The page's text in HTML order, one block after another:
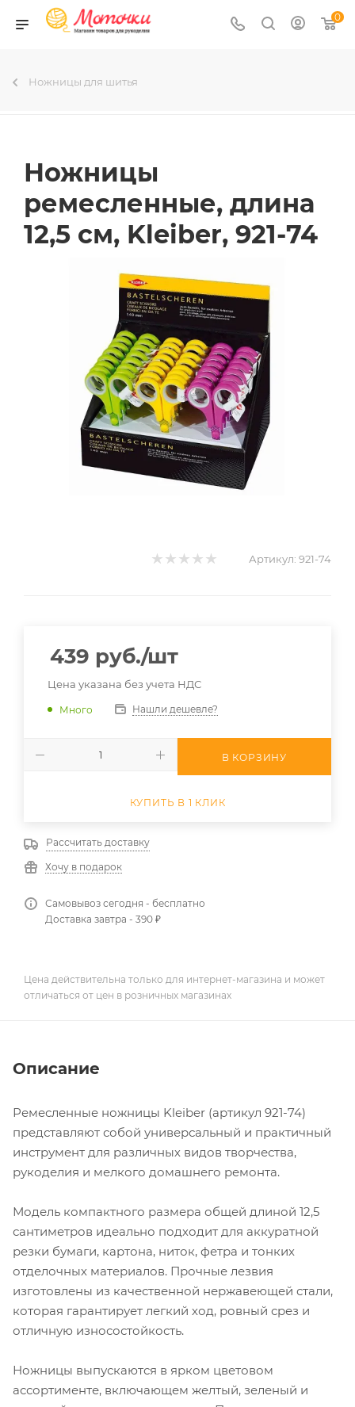
0
Ножницы для шитья
Ножницы
ремесленные, длина
12,5 см, Kleiber, 921-74
Артикул: 921-74
439 руб./шт
Цена указана без учета НДС
Много Нашли дешевле?
В КОРЗИНУ
КУПИТЬ В 1 КЛИК
Рассчитать доставку
Хочу в подарок
Самовывоз сегодня - бесплатно
Доставка завтра - 390 ₽
Цена действительна только для интернет-магазина и может
отличаться от цен в розничных магазинах
Описание
Ремесленные ножницы Kleiber (артикул 921-74)
представляют собой универсальный и практичный
инструмент для различных видов творчества,
рукоделия и мелкого домашнего ремонта.
Модель компактного размера общей длиной 12,5
сантиметров идеально подходит для аккуратной
резки бумаги, картона, ниток, фетра и тонких
отделочных материалов. Прочные лезвия
изготовлены из качественной нержавеющей стали,
которая гарантирует легкий ход, ровный срез и
отличную износостойкость.
Ножницы выпускаются в ярком цветовом
ассортименте, включающем желтый, зеленый и